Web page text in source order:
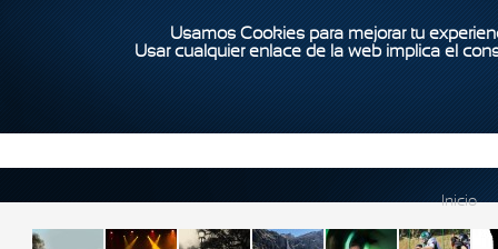
Usamos Cookies para mejorar tu
Usar cualquier enlace de la web implica el
Inicio